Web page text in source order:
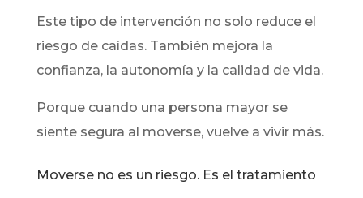
Este tipo de intervención no solo reduce el
riesgo de caídas. También mejora la
confianza, la autonomía y la calidad de vida.
Porque cuando una persona mayor se
siente segura al moverse, vuelve a vivir más.
Moverse no es un riesgo. Es el tratamiento